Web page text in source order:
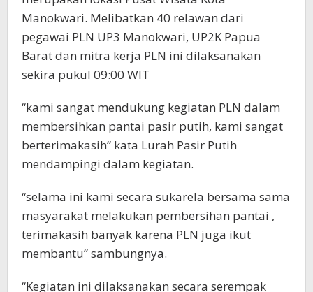
Manokwari. Melibatkan 40 relawan dari
pegawai PLN UP3 Manokwari, UP2K Papua
Barat dan mitra kerja PLN ini dilaksanakan
sekira pukul 09:00 WIT
“kami sangat mendukung kegiatan PLN dalam
membersihkan pantai pasir putih, kami sangat
berterimakasih” kata Lurah Pasir Putih
mendampingi dalam kegiatan.
“selama ini kami secara sukarela bersama sama
masyarakat melakukan pembersihan pantai ,
terimakasih banyak karena PLN juga ikut
membantu” sambungnya.
“Kegiatan ini dilaksanakan secara serempak